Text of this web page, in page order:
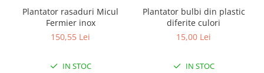
Folie si plase pt plante
Pentru Casa si Camping
Plantator rasaduri Micul
Fermier inox
150,55 Lei
IN STOC
Plantator bulbi din plastic
diferite culori
15,00 Lei
IN STOC